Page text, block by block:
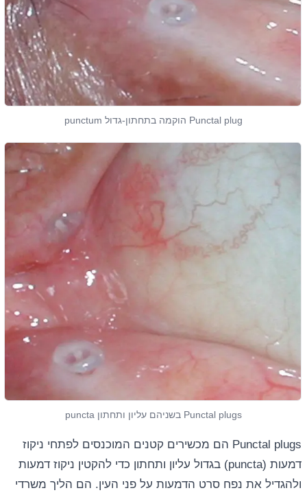
Punctal plug הוקמה בתחתון-גדול punctum
Punctal plugs בשניהם עליון ותחתון puncta
Punctal plugs הם מכשירים קטנים המוכנסים לפתחי ניקוז
דמעות (puncta) בגדול עליון ותחתון כדי להקטין ניקוז דמעות
ולהגדיל את נפח סרט הדמעות על פני העין. הם הליך משרדי